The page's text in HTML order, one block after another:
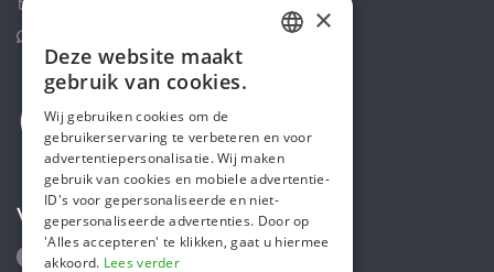
Volg ons
ENGLISH
×
Deze website maakt
gebruik van cookies.
Wij gebruiken cookies om de
gebruikerservaring te verbeteren en voor
advertentiepersonalisatie. Wij maken
gebruik van cookies en mobiele advertentie-
ID's voor gepersonaliseerde en niet-
gepersonaliseerde advertenties. Door op
'Alles accepteren' te klikken, gaat u hiermee
akkoord. Lees verder